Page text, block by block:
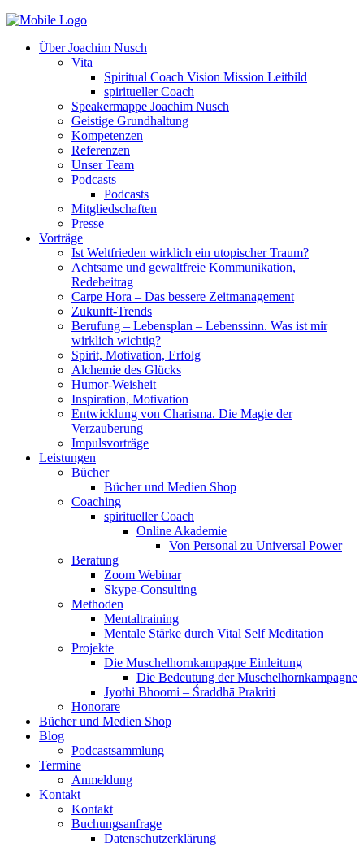
Über Joachim Nusch
Vita
Spiritual Coach Vision Mission Leitbild
spiritueller Coach
Speakermappe Joachim Nusch
Geistige Grundhaltung
Kompetenzen
Referenzen
Unser Team
Podcasts
Podcasts
Mitgliedschaften
Presse
Vorträge
Ist Weltfrieden wirklich ein utopischer Traum?
Achtsame und gewaltfreie Kommunikation,
Redebeitrag
Carpe Hora – Das bessere Zeitmanagement
Zukunft-Trends
Berufung – Lebensplan – Lebenssinn. Was ist mir
wirklich wichtig?
Spirit, Motivation, Erfolg
Alchemie des Glücks
Humor-Weisheit
Inspiration, Motivation
Entwicklung von Charisma. Die Magie der
Verzauberung
Impulsvorträge
Leistungen
Bücher
Bücher und Medien Shop
Coaching
spiritueller Coach
Online Akademie
Von Personal zu Universal Power
Beratung
Zoom Webinar
Skype-Consulting
Methoden
Mentaltraining
Mentale Stärke durch Vital Self Meditation
Projekte
Die Muschelhornkampagne Einleitung
Die Bedeutung der Muschelhornkampagne
Jyothi Bhoomi – Śraddhā Prakriti
Honorare
Bücher und Medien Shop
Blog
Podcastsammlung
Termine
Anmeldung
Kontakt
Kontakt
Buchungsanfrage
Datenschutzerklärung